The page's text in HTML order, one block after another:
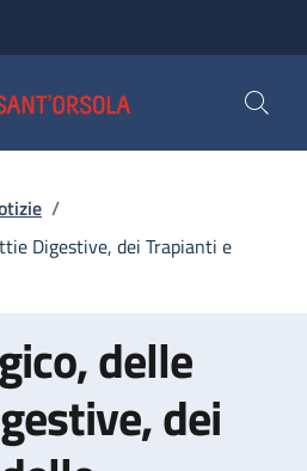
/
Digestive, dei Trapianti e
delle
dei